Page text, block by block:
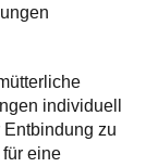
individuell
zu
eine